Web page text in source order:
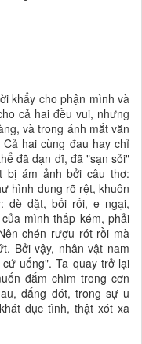
khẩy cho phận mình và
cả hai đều vui, nhưng
và trong ánh mắt vằn
hai cùng đau hay chỉ
đã dạn dĩ, đã "sạn sỏi"
bị ám ảnh bởi câu thơ:
hình dung rõ rệt, khuôn
dè dặt, bối rối, e ngại,
mình thấp kém, phải
chén rượu rót rồi mà
Bởi vậy, nhân vật nam
uống". Ta quay trở lại
đắm chìm trong cơn
đắng đót, trong sự u
dục tình, thật xót xa